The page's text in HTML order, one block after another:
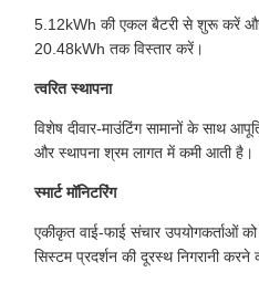
5.12kWh की एकल बैटरी से शुरू करें
20.48kWh तक विस्तार करें।
त्वरित स्थापना
विशेष दीवार-माउंटिंग सामानों के साथ
और स्थापना श्रम लागत में कमी आती है।
स्मार्ट मॉनिटरिंग
एकीकृत वाई-फाई संचार उपयोगकर्ताओं
सिस्टम प्रदर्शन की दूरस्थ निगरानी करने